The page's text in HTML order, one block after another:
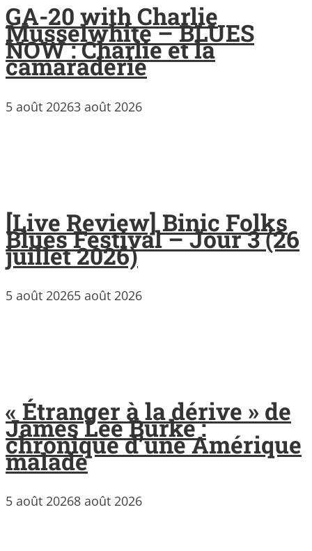
GA-20 with Charlie
Musselwhite – BLUES
NOW : Charlie et la
camaraderie
5 août 20263 août 2026
[Live Review] Binic Folks
Blues Festival – Jour 3 (26
juillet 2026)
5 août 20265 août 2026
« Étranger à la dérive » de
James Lee Burke :
chronique d’une Amérique
malade
5 août 20268 août 2026